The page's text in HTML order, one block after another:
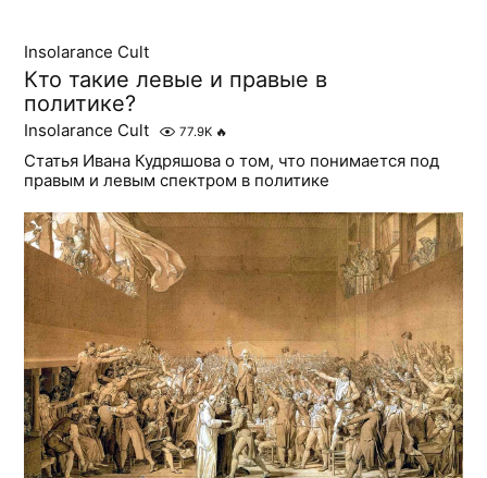
Insolarance Cult
Кто такие левые и правые в
политике?
Insolarance Cult 77.9K 🔥
Статья Ивана Кудряшова о том, что понимается под
правым и левым спектром в политике